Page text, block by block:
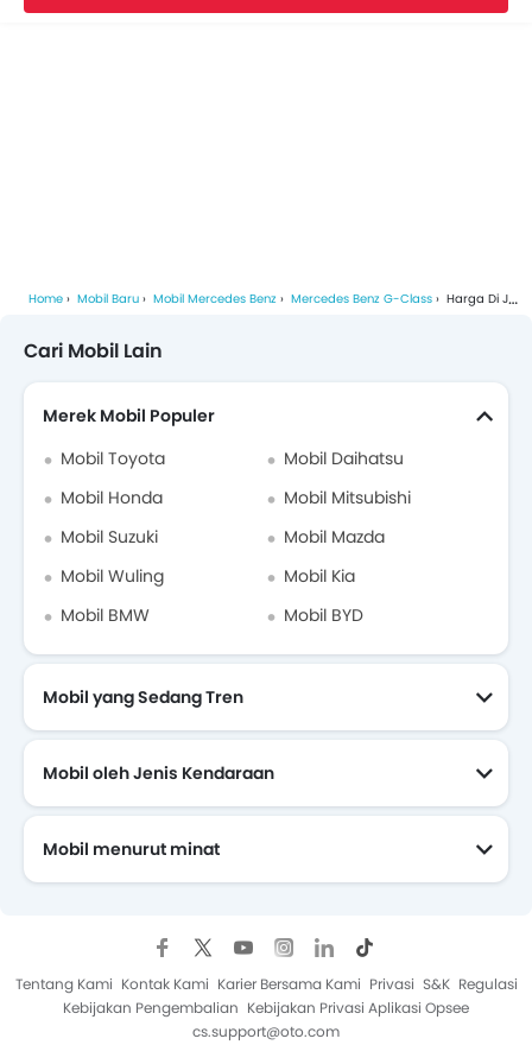
Home Mobil Baru Mobil Mercedes Benz Mercedes Benz G-Class Harga Di Jakarta Pusat
Cari Mobil Lain
Merek Mobil Populer
Mobil Toyota
Mobil Daihatsu
Mobil Honda
Mobil Mitsubishi
Mobil Suzuki
Mobil Mazda
Mobil Wuling
Mobil Kia
Mobil BMW
Mobil BYD
Mobil yang Sedang Tren
Mobil oleh Jenis Kendaraan
Mobil menurut minat
Tentang Kami Kontak Kami Karier Bersama Kami Privasi S&K Regulasi
Kebijakan Pengembalian Kebijakan Privasi Aplikasi Opsee
cs.support@oto.com